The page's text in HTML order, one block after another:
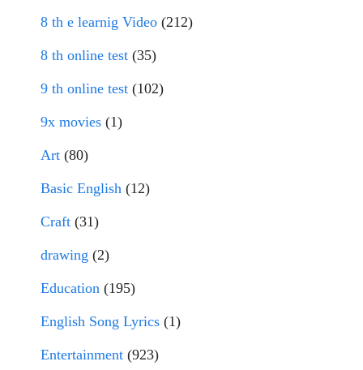
8 th e learnig Video (212)
8 th online test (35)
9 th online test (102)
9x movies (1)
Art (80)
Basic English (12)
Craft (31)
drawing (2)
Education (195)
English Song Lyrics (1)
Entertainment (923)